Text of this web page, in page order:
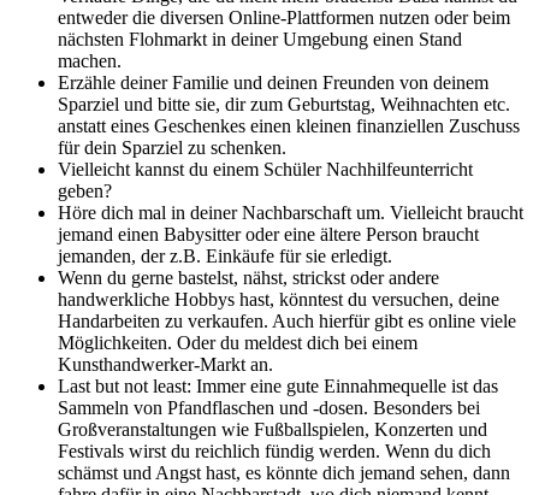
entweder die diversen Online-Plattformen nutzen oder beim
nächsten Flohmarkt in deiner Umgebung einen Stand
machen.
Erzähle deiner Familie und deinen Freunden von deinem
Sparziel und bitte sie, dir zum Geburtstag, Weihnachten etc.
anstatt eines Geschenkes einen kleinen finanziellen Zuschuss
für dein Sparziel zu schenken.
Vielleicht kannst du einem Schüler Nachhilfeunterricht
geben?
Höre dich mal in deiner Nachbarschaft um. Vielleicht braucht
jemand einen Babysitter oder eine ältere Person braucht
jemanden, der z.B. Einkäufe für sie erledigt.
Wenn du gerne bastelst, nähst, strickst oder andere
handwerkliche Hobbys hast, könntest du versuchen, deine
Handarbeiten zu verkaufen. Auch hierfür gibt es online viele
Möglichkeiten. Oder du meldest dich bei einem
Kunsthandwerker-Markt an.
Last but not least: Immer eine gute Einnahmequelle ist das
Sammeln von Pfandflaschen und -dosen. Besonders bei
Großveranstaltungen wie Fußballspielen, Konzerten und
Festivals wirst du reichlich fündig werden. Wenn du dich
schämst und Angst hast, es könnte dich jemand sehen, dann